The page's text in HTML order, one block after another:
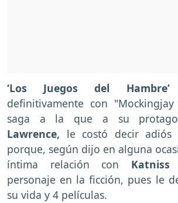
‘Los Juegos del Hambre’
definitivamente con
saga a la que a su
Lawrence, le costó decir adiós
porque, según dijo en alguna
íntima relación con Katniss
personaje en la ficción, pues le
su vida y 4 películas.